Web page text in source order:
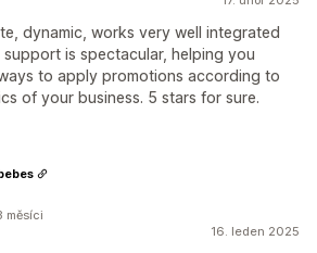
dynamic, works very well integrated
is spectacular, helping you
to apply promotions according to
of your business. 5 stars for sure.
16. leden 2025
měsíci